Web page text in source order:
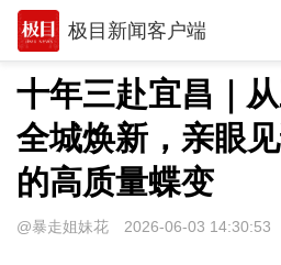
极目新闻客户端
推荐
观点
时政
湖北
十年三赴宜昌｜
全城焕新，亲眼
的高质量蝶变
@暴走姐妹花 2026-06-03 14:30:53